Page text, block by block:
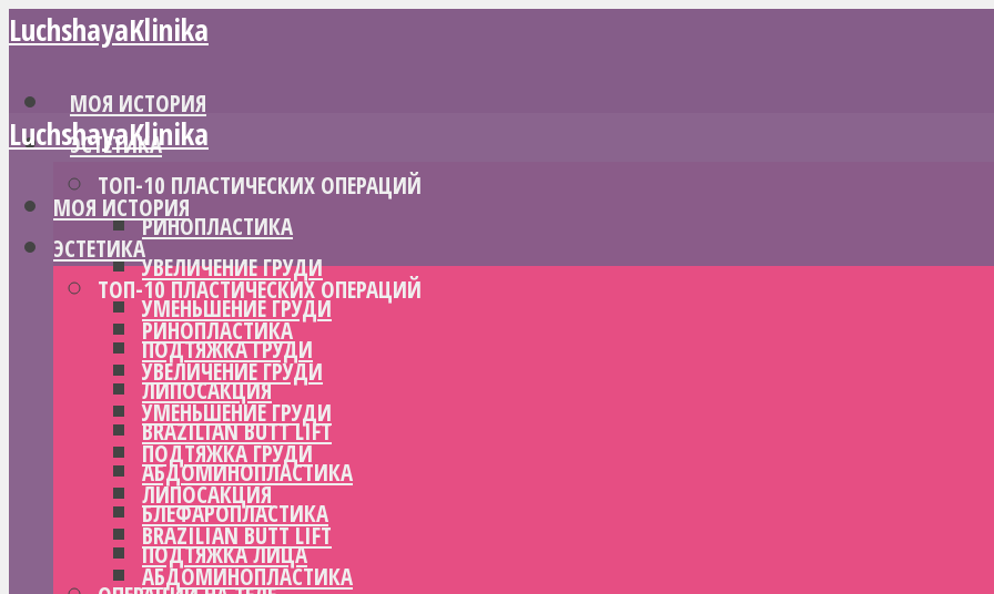
LuchshayaKlinika
МОЯ ИСТОРИЯ
ЭСТЕТИКА
ТОП-10 ПЛАСТИЧЕСКИХ ОПЕРАЦИЙ
РИНОПЛАСТИКА
УВЕЛИЧЕНИЕ ГРУДИ
УМЕНЬШЕНИЕ ГРУДИ
ПОДТЯЖКА ГРУДИ
ЛИПОСАКЦИЯ
BRAZILIAN BUTT LIFT
АБДОМИНОПЛАСТИКА
БЛЕФАРОПЛАСТИКА
ПОДТЯЖКА ЛИЦА
LuchshayaKlinika
МОЯ ИСТОРИЯ
ЭСТЕТИКА
ТОП-10 ПЛАСТИЧЕСКИХ ОПЕРАЦИЙ
РИНОПЛАСТИКА
УВЕЛИЧЕНИЕ ГРУДИ
УМЕНЬШЕНИЕ ГРУДИ
ПОДТЯЖКА ГРУДИ
ЛИПОСАКЦИЯ
BRAZILIAN BUTT LIFT
АБДОМИНОПЛАСТИКА